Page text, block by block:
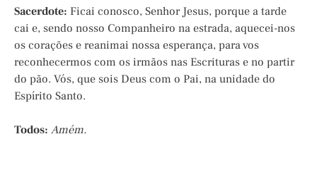
Sacerdote: Ficai conosco, Senhor Jesus, porque a tarde
cai e, sendo nosso Companheiro na estrada, aquecei-nos
os corações e reanimai nossa esperança, para vos
reconhecermos com os irmãos nas Escrituras e no partir
do pão. Vós, que sois Deus com o Pai, na unidade do
Espírito Santo.
Todos: Amém.